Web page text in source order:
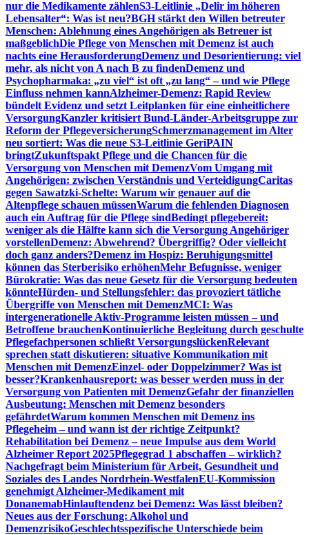
nur die Medikamente zählenS3-Leitlinie „Delir im höheren
Lebensalter“: Was ist neu?BGH stärkt den Willen betreuter
Menschen: Ablehnung eines Angehörigen als Betreuer ist
maßgeblichDie Pflege von Menschen mit Demenz ist auch
nachts eine HerausforderungDemenz und Desorientierung: viel
mehr, als nicht von A nach B zu findenDemenz und
Psychopharmaka: „zu viel“ ist oft „zu lang“ – und wie Pflege
Einfluss nehmen kannAlzheimer-Demenz: Rapid Review
bündelt Evidenz und setzt Leitplanken für eine einheitlichere
VersorgungKanzler kritisiert Bund-Länder-Arbeitsgruppe zur
Reform der PflegeversicherungSchmerzmanagement im Alter
neu sortiert: Was die neue S3-Leitlinie GeriPAIN
bringtZukunftspakt Pflege und die Chancen für die
Versorgung von Menschen mit DemenzVom Umgang mit
Angehörigen: zwischen Verständnis und VerteidigungCaritas
gegen Sawatzki-Schelte: Warum wir genauer auf die
Altenpflege schauen müssenWarum die fehlenden Diagnosen
auch ein Auftrag für die Pflege sindBedingt pflegebereit:
weniger als die Hälfte kann sich die Versorgung Angehöriger
vorstellenDemenz: Abwehrend? Übergriffig? Oder vielleicht
doch ganz anders?Demenz im Hospiz: Beruhigungsmittel
können das Sterberisiko erhöhenMehr Befugnisse, weniger
Bürokratie: Was das neue Gesetz für die Versorgung bedeuten
könnteHürden- und Stellungsfehler: das provoziert tätliche
Übergriffe von Menschen mit DemenzMCI: Was
intergenerationelle Aktiv-Programme leisten müssen – und
Betroffene brauchenKontinuierliche Begleitung durch geschulte
Pflegefachpersonen schließt VersorgungslückenRelevant
sprechen statt diskutieren: situative Kommunikation mit
Menschen mit DemenzEinzel- oder Doppelzimmer? Was ist
besser?Krankenhausreport: was besser werden muss in der
Versorgung von Patienten mit DemenzGefahr der finanziellen
Ausbeutung: Menschen mit Demenz besonders
gefährdetWarum kommen Menschen mit Demenz ins
Pflegeheim – und wann ist der richtige Zeitpunkt?
Rehabilitation bei Demenz – neue Impulse aus dem World
Alzheimer Report 2025Pflegegrad 1 abschaffen – wirklich?
Nachgefragt beim Ministerium für Arbeit, Gesundheit und
Soziales des Landes Nordrhein-WestfalenEU-Kommission
genehmigt Alzheimer-Medikament mit
DonanemabHinlauftendenz bei Demenz: Was lässt bleiben?
Neues aus der Forschung: Alkohol und
DemenzrisikoGeschlechtsspezifische Unterschiede beim